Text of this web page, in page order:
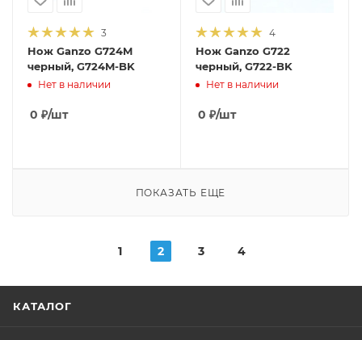
3
Нож Ganzo G724M
черный, G724M-BK
Нет в наличии
0 ₽/шт
4
Нож Ganzo G722
черный, G722-BK
Нет в наличии
0 ₽/шт
ПОКАЗАТЬ ЕЩЕ
1 2 3 4
КАТАЛОГ